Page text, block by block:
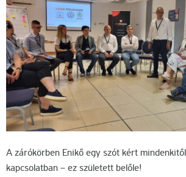
A zárókörben Enikő egy szót kért mindenkitől
kapcsolatban – ez született belőle!